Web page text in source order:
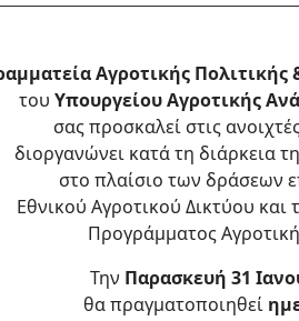
Αγροτικής
του Υπουργείου Αγροτικής
σας προσκαλεί στις
διοργανώνει κατά τη διάρκεια
στο πλαίσιο των δράσεων
Εθνικού Αγροτικού Δικτύου και
Προγράμματος
Την Παρασκευή 31
θα πραγματοποιηθεί